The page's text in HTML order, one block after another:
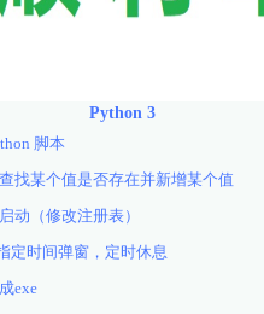
Python 3
脚本
找某个值是否存在并新增某个值
动（修改注册表）
定时间弹窗，定时休息
exe